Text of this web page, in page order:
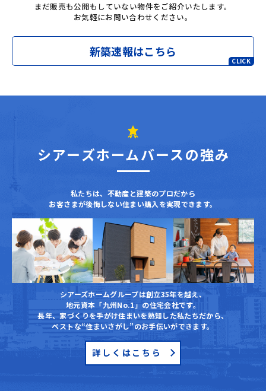
まだ販売も公開もしていない物件をご紹介いたします。
お気軽にお問い合わせください。
新築速報はこちら
CLICK
シアーズホームバースの強み
私たちは、不動産と建築のプロだから
お客さまが後悔しない住まい購入を実現できます。
シアーズホームグループは創立35年を越え、
地元資本「九州No.1」の住宅会社です。
⾧年、家づくりを手がけ住まいを熟知した私たちだから、
ベストな“住まいさがし”のお手伝いができます。
詳しくはこちら